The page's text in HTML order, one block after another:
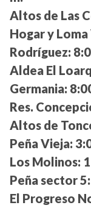
Altos de Las
Hogar y
Rodríguez:
Aldea El
Germania:
Res.
Altos de
Peña Vieja:
Los Molinos:
Peña sector 5:
El Progreso